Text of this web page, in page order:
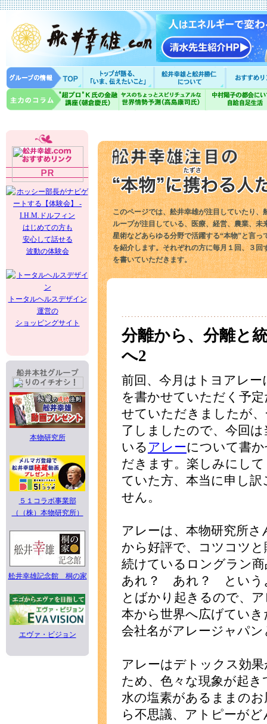
はじめての方も
安心して話せる
波動の体験会
トータルヘルスデザイン
運営の
ショッピングサイト
本物研究所
５１コラボ事業部
（（株）本物研究所）
舩井幸雄記念館 桐の家
エヴァ・ビジョン
このページでは、舩井幸雄が注目していたり、
ループが注目している、医療、経営、農業、未
星術などあらゆる分野で活躍する“本物”と言っ
を紹介します。それぞれの方に毎月１回、３回
を書いていただきます。
分離から、分離と
へ2
前回、今月はトヨアレー
を書かせていただく予
せていただきましたが
了しましたので、今回
いる アレーについて書
だきます。楽しみにし
ていた方、本当に申し訳
せん。
アレーは、本物研究所さ
から好評で、コツコツ
続けているロングラン
あれ？ あれ？ という
とばかり起きるので、
本から世界へ広げていき
会社名がアレージャパ
アレーはデトックス効
ため、色々な現象が起
水の塩素があるままの
ら不思議、アトピーが